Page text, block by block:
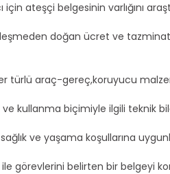
ateşçi belgesinin varlığını
doğan ücret ve
türlü araç-gereç,koruyucu
kullanma biçimiyle ilgili teknik
ve yaşama koşullarına
ile görevlerini belirten bir belgeyi